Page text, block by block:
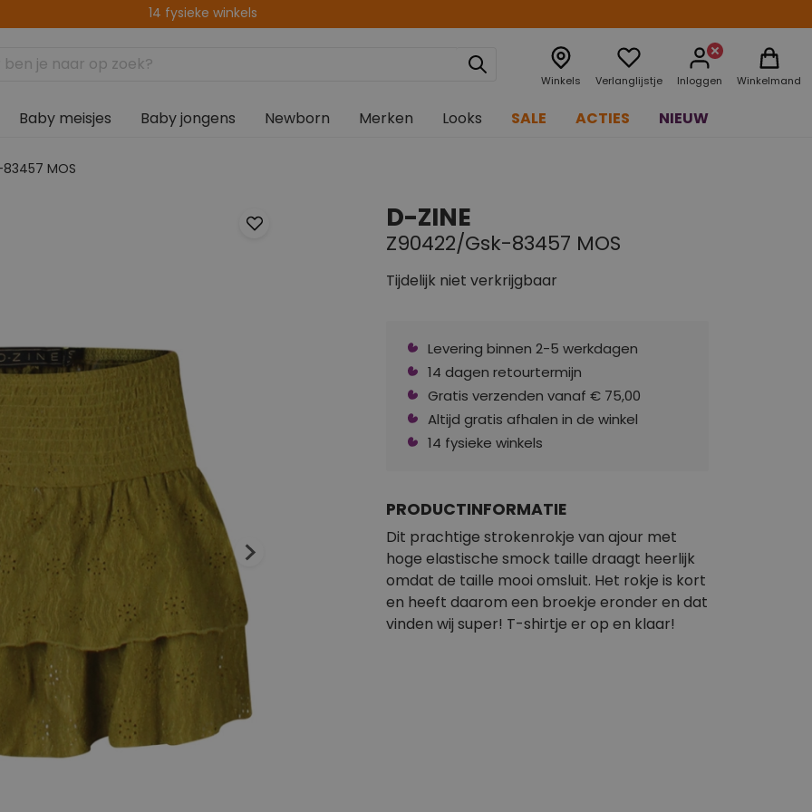
14 fysieke winkels
Altijd gratis afhalen in de winkel
Winkels Verlanglijstje Inloggen Winkelmand
Baby meisjes Baby jongens Newborn Merken Looks SALE ACTIES NIEUW
MOS
D-ZINE
Z90422/Gsk-83457 MOS
Tijdelijk niet verkrijgbaar
Levering binnen 2-5 werkdagen
14 dagen retourtermijn
Gratis verzenden vanaf € 75,00
Altijd gratis afhalen in de winkel
14 fysieke winkels
PRODUCTINFORMATIE
Dit prachtige strokenrokje van ajour met
hoge elastische smock taille draagt heerlijk
omdat de taille mooi omsluit. Het rokje is kort
en heeft daarom een broekje eronder en dat
vinden wij super! T-shirtje er op en klaar!